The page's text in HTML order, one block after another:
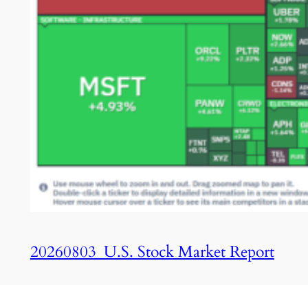
20260803_U.S. Stock Market Report